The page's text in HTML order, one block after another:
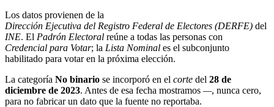
Los datos provienen de la
Dirección Ejecutiva del Registro Federal de Electores (DERFE) del
INE. El Padrón Electoral reúne a todas las personas con
Credencial para Votar; la Lista Nominal es el subconjunto
habilitado para votar en la próxima elección.
La categoría No binario se incorporó en el corte del 28 de
diciembre de 2023. Antes de esa fecha mostramos —, nunca cero,
para no fabricar un dato que la fuente no reportaba.